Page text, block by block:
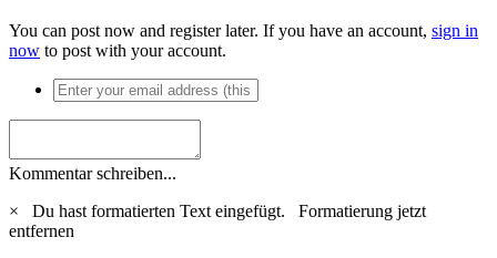
You can post now and register later. If you have an account, sign in
now to post with your account.
Kommentar schreiben...
×
Du hast formatierten Text eingefügt. Formatierung jetzt
entfernen